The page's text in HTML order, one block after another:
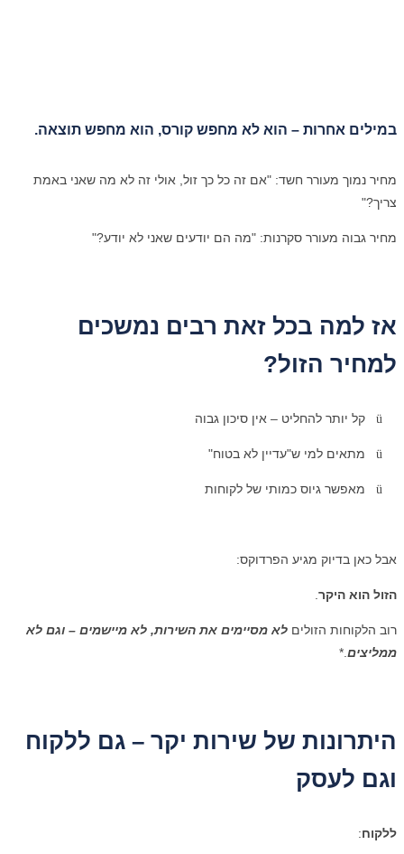
במילים אחרות – הוא לא מחפש קורס, הוא מחפש תוצאה.
מחיר נמוך מעורר חשד: "אם זה כל כך זול, אולי זה לא מה שאני באמת
צריך?"
מחיר גבוה מעורר סקרנות: "מה הם יודעים שאני לא יודע?"
אז למה בכל זאת רבים נמשכים
למחיר הזול?
ü קל יותר להחליט – אין סיכון גבוה
ü מתאים למי ש"עדיין לא בטוח"
ü מאפשר גיוס כמותי של לקוחות
אבל כאן בדיוק מגיע הפרדוקס:
הזול הוא היקר
רוב הלקוחות הזולים לא מסיימים את השירות, לא מיישמים – וגם לא
ממליצים .*
היתרונות של שירות יקר – גם ללקוח
וגם לעסק
ללקוח: